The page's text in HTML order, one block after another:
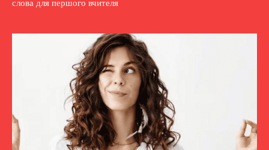
слова для першого вчителя